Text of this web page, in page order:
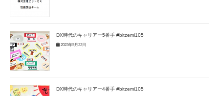
DX時代のキャリアー5番手 #bitzemi105
2023年5月22日
DX時代のキャリアー4番手 #bitzemi105